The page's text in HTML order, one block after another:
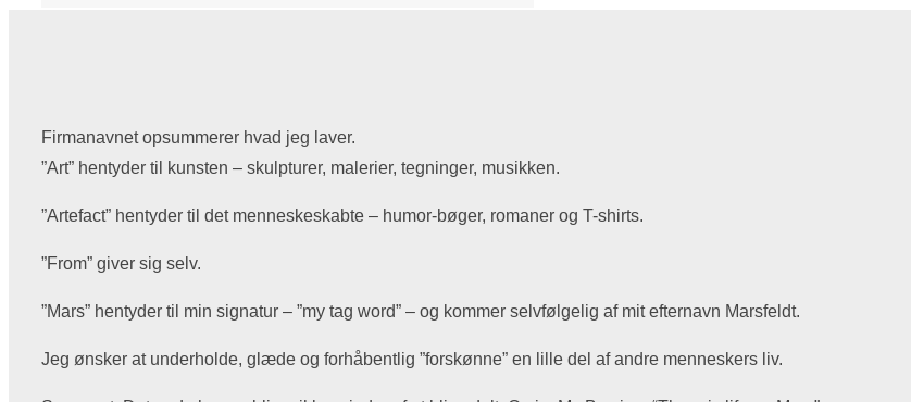
Firmanavnet opsummerer hvad jeg laver.
”Art” hentyder til kunsten – skulpturer, malerier, tegninger, musikken.
”Artefact” hentyder til det menneskeskabte – humor-bøger, romaner og T-shirts.
”From” giver sig selv.
”Mars” hentyder til min signatur – ”my tag word” – og kommer selvfølgelig af mit efternavn Marsfeldt.
Jeg ønsker at underholde, glæde og forhåbentlig ”forskønne” en lille del af andre menneskers liv.